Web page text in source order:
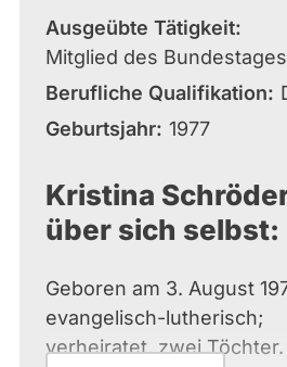
Ausgeübte Tätigkeit
Mitglied des Bundestages
Berufliche Qualifikation
Geburtsjahr 1977
Kristina
über sich selbst:
Geboren am 3. August
evangelisch-lutherisch;
verheiratet, zwei Töchter.